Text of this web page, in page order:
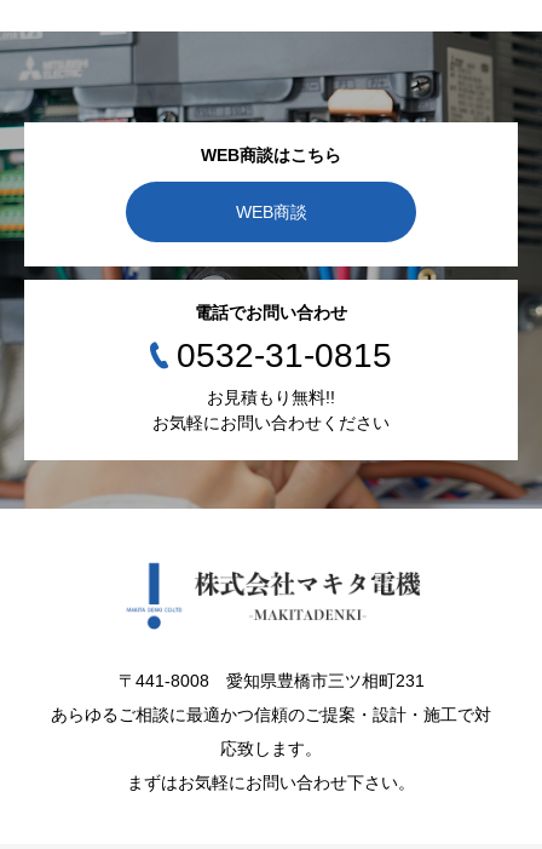
WEB商談はこちら
WEB商談
電話でお問い合わせ
0532-31-0815
お見積もり無料!!
お気軽にお問い合わせください
〒441-8008 愛知県豊橋市三ツ相町231
あらゆるご相談に最適かつ信頼のご提案・設計・施工で対
応致します。
まずはお気軽にお問い合わせ下さい。